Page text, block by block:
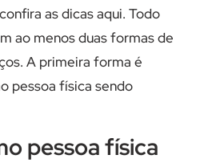
as dicas aqui. Todo
ao menos duas formas de
A primeira forma é
pessoa física sendo
pessoa física